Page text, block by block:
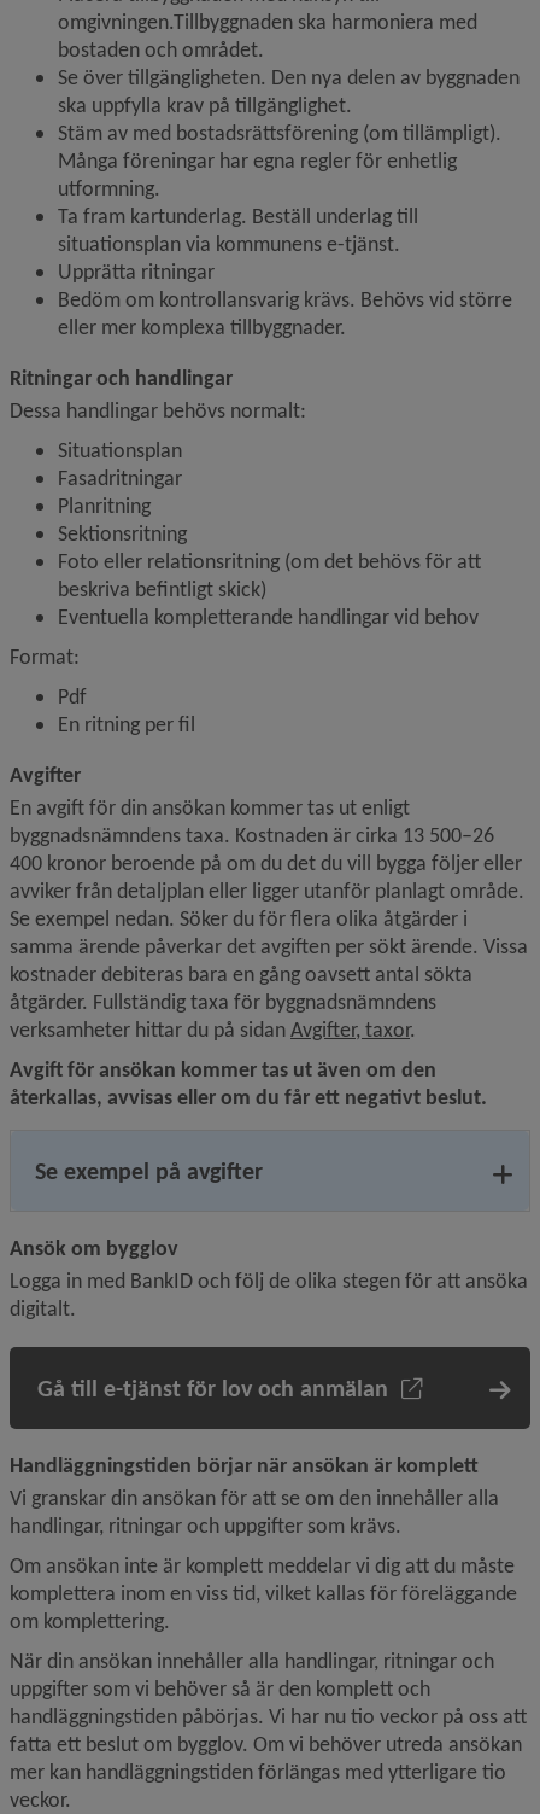
omgivningen.Tillbyggnaden ska harmoniera med
bostaden och området.
Se över tillgängligheten. Den nya delen av byggnaden
ska uppfylla krav på tillgänglighet.
Stäm av med bostadsrättsförening (om tillämpligt).
Många föreningar har egna regler för enhetlig
utformning.
Ta fram kartunderlag. Beställ underlag till
situationsplan via kommunens e-tjänst.
Upprätta ritningar
Bedöm om kontrollansvarig krävs. Behövs vid större
eller mer komplexa tillbyggnader.
Ritningar och handlingar
Dessa handlingar behövs normalt:
Situationsplan
Fasadritningar
Planritning
Sektionsritning
Foto eller relationsritning (om det behövs för att
beskriva befintligt skick)
Eventuella kompletterande handlingar vid behov
Format:
Pdf
En ritning per fil
Avgifter
En avgift för din ansökan kommer tas ut enligt
byggnadsnämndens taxa. Kostnaden är cirka 13 500–26
400 kronor beroende på om du det du vill bygga följer eller
avviker från detaljplan eller ligger utanför planlagt område.
Se exempel nedan. Söker du för flera olika åtgärder i
samma ärende påverkar det avgiften per sökt ärende. Vissa
kostnader debiteras bara en gång oavsett antal sökta
åtgärder. Fullständig taxa för byggnadsnämndens
verksamheter hittar du på sidan Avgifter, taxor.
Avgift för ansökan kommer tas ut även om den
återkallas, avvisas eller om du får ett negativt beslut.
Se exempel på avgifter
Ansök om bygglov
Logga in med BankID och följ de olika stegen för att ansöka
digitalt.
Gå till e-tjänst för lov och anmälan
Handläggningstiden börjar när ansökan är komplett
Vi granskar din ansökan för att se om den innehåller alla
handlingar, ritningar och uppgifter som krävs.
Om ansökan inte är komplett meddelar vi dig att du måste
komplettera inom en viss tid, vilket kallas för föreläggande
om komplettering.
När din ansökan innehåller alla handlingar, ritningar och
uppgifter som vi behöver så är den komplett och
handläggnings­tiden påbörjas. Vi har nu tio veckor på oss att
fatta ett beslut om bygglov. Om vi behöver utreda ansökan
mer kan handläggningstiden förlängas med ytterligare tio
veckor.